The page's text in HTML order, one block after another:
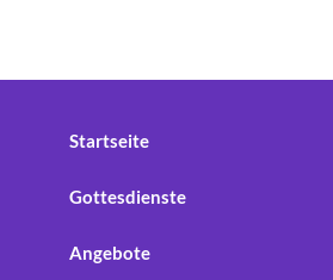
Startseite
Gottesdienste
Angebote